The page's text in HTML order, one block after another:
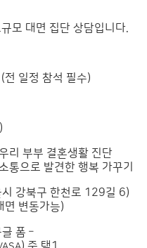
모 대면 집단 상담입니다.
일정 참석 필수)
부부 결혼생활 진단
으로 발견한 행복 가꾸기
강북구 한천로 129길 6)
면 변동가능)
폼 –